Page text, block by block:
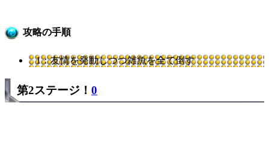
攻略の手順
1：友情を発動しつつ雑魚を全て倒す
第2ステージ！ 0